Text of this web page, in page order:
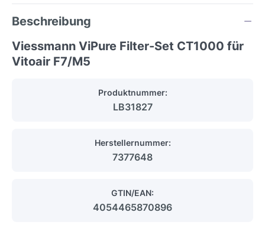
Beschreibung
Viessmann ViPure Filter-Set CT1000 für
Vitoair F7/M5
Produktnummer:
LB31827
Herstellernummer:
7377648
GTIN/EAN:
4054465870896